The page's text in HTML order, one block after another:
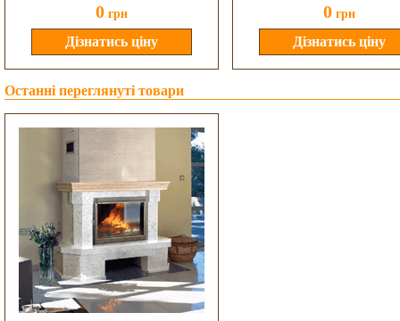
0 грн 0 грн
Останні переглянуті товари